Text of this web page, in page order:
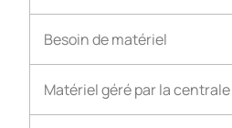
Besoin de matériel
Matériel géré par la centrale